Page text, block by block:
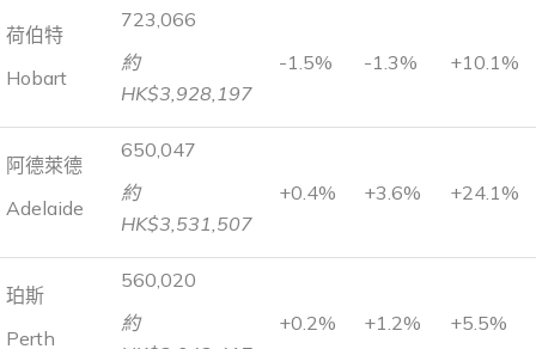
荷伯特
Hobart
723,066
約
HK$3,928,197
-1.5% -1.3% +10.1%
阿德萊德
Adelaide
650,047
約
HK$3,531,507
+0.4% +3.6% +24.1%
珀斯
Perth
560,020
約
+0.2% +1.2% +5.5%